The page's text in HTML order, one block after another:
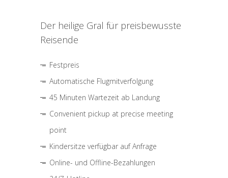
Der heilige Gral für preisbewusste
Reisende
Festpreis
Automatische Flugmitverfolgung
45 Minuten Wartezeit ab Landung
Convenient pickup at precise meeting
point
Kindersitze verfügbar auf Anfrage
Online- und Offline-Bezahlungen